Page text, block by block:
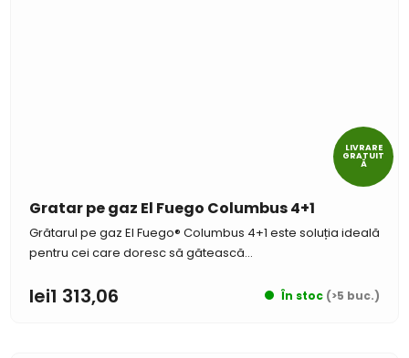
LIVRARE
GRATUIT
Ă
Gratar pe gaz El Fuego Columbus 4+1
În stoc (>5 buc.)
lei1 313,06
Grătarul pe gaz El Fuego® Columbus 4+1 este soluția ideală
pentru cei care doresc să gătească...